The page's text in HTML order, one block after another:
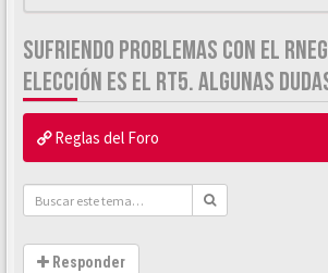
SUFRIENDO PROBLEMAS CON EL
ELECCIÓN ES EL RT5. ALGUNAS
Reglas del Foro
Responder